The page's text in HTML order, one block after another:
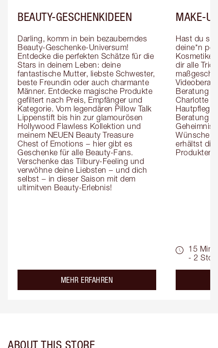
BEAUTY-GESCHENKIDEEN
Darling, komm in bein bezauberndes
Beauty-Geschenke-Universum!
Entdecke die perfekten Schätze für die
Stars in deinem Leben: deine
fantastische Mutter, liebste Schwester,
beste Freundin oder auch charmante
Männer. Entdecke magische Produkte
gefiltert nach Preis, Empfänger und
Kategorie. Vom legendären Pillow Talk
Lippenstift bis hin zur glamourösen
Hollywood Flawless Kollektion und
meinem NEUEN Beauty Treasure
Chest of Emotions − hier gibt es
Geschenke für alle Beauty-Fans.
Verschenke das Tilbury-Feeling und
verwöhne deine Liebsten − und dich
selbst − in dieser Saison mit dem
ultimitven Beauty-Erlebnis!
MEHR ERFAHREN
MAKE-
Hast du
deine*n
dir alle
Beratung
Charlotte
Beratung
Wünsche
erhältst die
15 Min.
- 2 Std.
ABOUT THIS STORE